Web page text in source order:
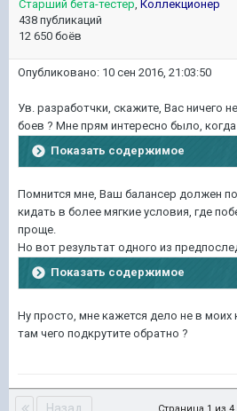
Старший бета-тестер, Коллекционер
438 публикаций
12 650 боёв
Опубликовано: 10 сен 2016, 21:03:50
Ув. разработчки, скажите, Вас ничего
боев ? Мне прям интересно было,
Показать содержимое
Помнится мне, Ваш балансер должен
кидать в более мягкие условия, где
проще.
Но вот результат одного из
Показать содержимое
Ну просто, мне кажется дело не в
там чего подкрутите обратно ?